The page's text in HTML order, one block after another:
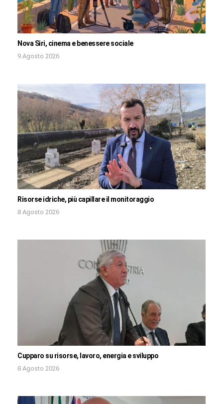
Nova Siri, cinema e benessere sociale
9 Agosto 2026
Risorse idriche, più capillare il monitoraggio
8 Agosto 2026
Cupparo su risorse, lavoro, energia e sviluppo
8 Agosto 2026